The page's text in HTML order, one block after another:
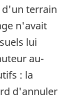
d'un terrain
n'avait
lui
au-
: la
d'annuler